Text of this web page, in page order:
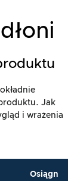
Jak
i wrażenia
Osiągn